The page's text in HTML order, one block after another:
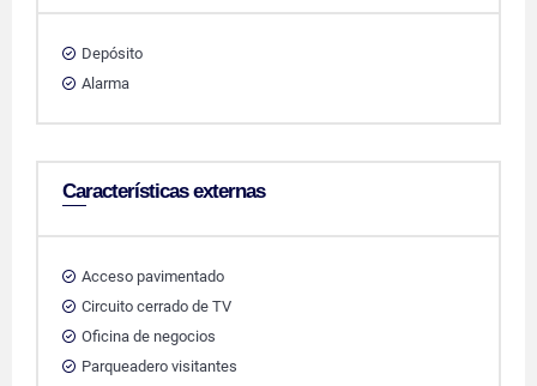
Depósito
Alarma
Características externas
Acceso pavimentado
Circuito cerrado de TV
Oficina de negocios
Parqueadero visitantes